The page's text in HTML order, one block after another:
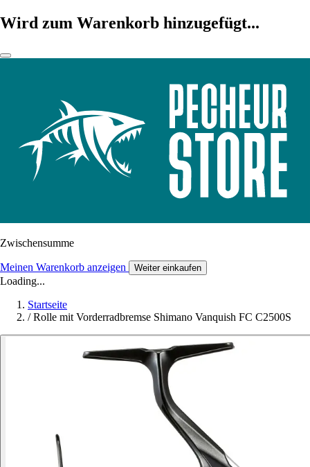
Wird zum Warenkorb hinzugefügt...
Zwischensumme
Meinen Warenkorb anzeigen Weiter einkaufen
Loading...
Startseite
/ Rolle mit Vorderradbremse Shimano Vanquish FC C2500S